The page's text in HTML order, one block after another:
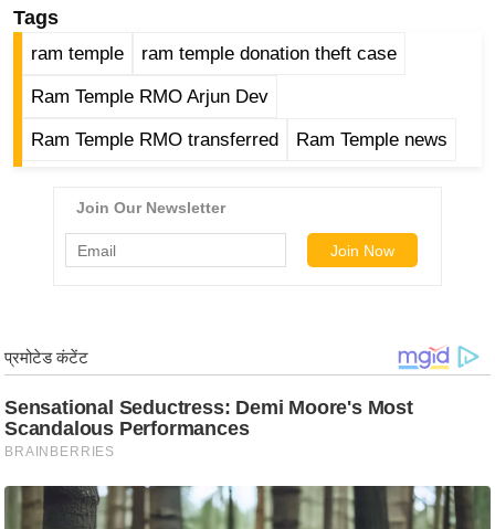
/
फै
न
घ
ट
न
स्थ
ल
ट
Tags
ram temple ram temple donation theft case
Ram Temple RMO Arjun Dev
Ram Temple RMO transferred Ram Temple news